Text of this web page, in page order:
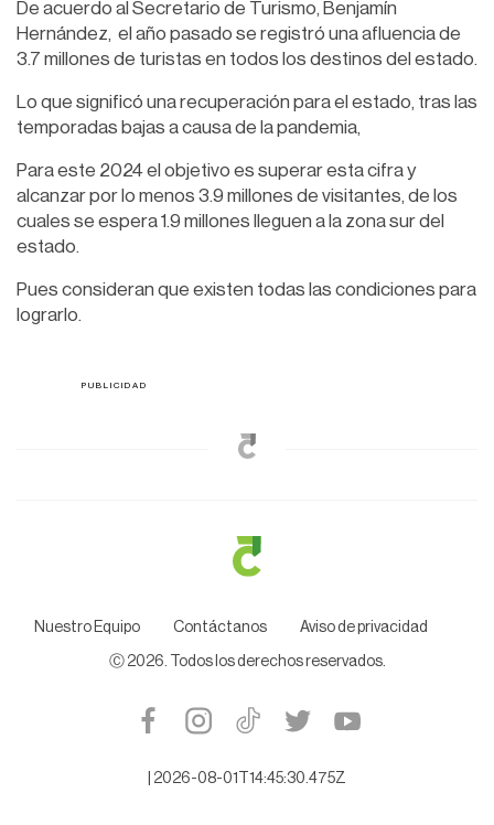
De acuerdo al Secretario de Turismo, Benjamín
Hernández, el año pasado se registró una afluencia de
3.7 millones de turistas en todos los destinos del estado.
Lo que significó una recuperación para el estado, tras las
temporadas bajas a causa de la pandemia,
Para este 2024 el objetivo es superar esta cifra y
alcanzar por lo menos 3.9 millones de visitantes, de los
cuales se espera 1.9 millones lleguen a la zona sur del
estado.
Pues consideran que existen todas las condiciones para
lograrlo.
Nuestro Equipo Contáctanos Aviso de privacidad
Ⓒ 2026. Todos los derechos reservados.
2026-08-01T14:45:30.475Z